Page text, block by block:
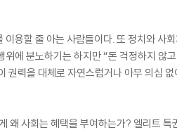
용할 줄 아는 사람들이다. 또 정치와 사
에 분노하기는 하지만 “돈 걱정하지 않
력을 대체로 자연스럽거나 아무 의심
왜 사회는 혜택을 부여하는가? 엘리트